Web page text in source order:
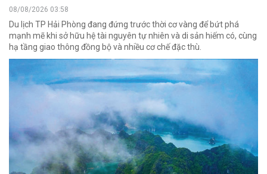
08/08/2026 03:58
Du lịch TP Hải Phòng đang đứng trước thời cơ vàng để bứt phá
mạnh mẽ khi sở hữu hệ tài nguyên tự nhiên và di sản hiếm có, cùng
hạ tầng giao thông đồng bộ và nhiều cơ chế đặc thù.